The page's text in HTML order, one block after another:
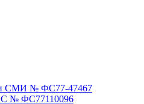
СМИ № ФС77-47467
№ ФС77110096